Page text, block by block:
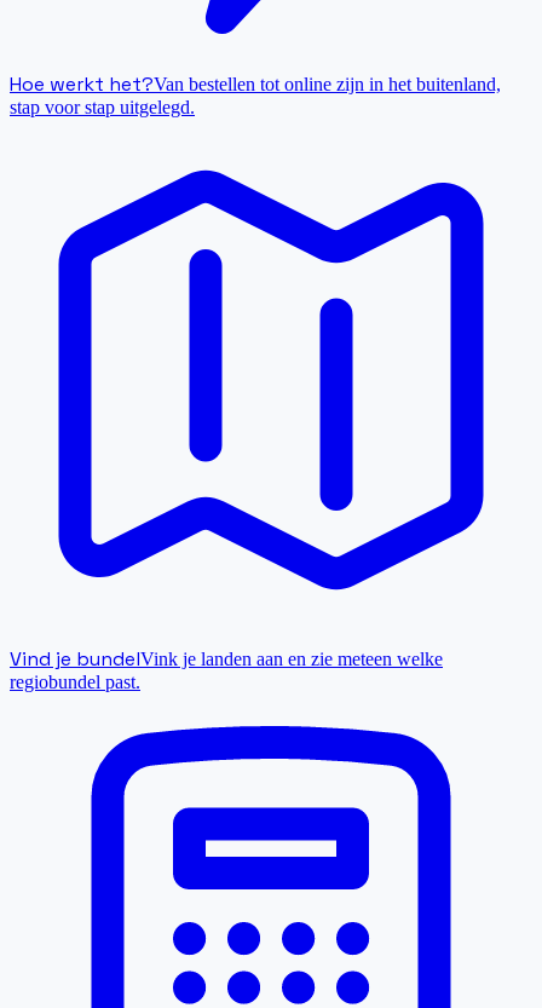
Hoe werkt het?Van bestellen tot online zijn in het buitenland,
stap voor stap uitgelegd.
Vind je bundelVink je landen aan en zie meteen welke
regiobundel past.